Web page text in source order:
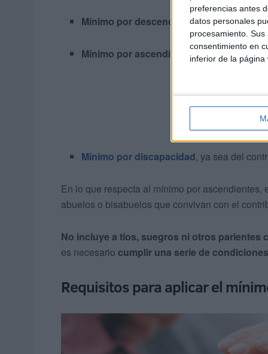
preferencias antes
datos personales
procesamiento.
consentimiento en
inferior de la página
Mínimo por descendientes.
Mínimo por ascendientes.
Mínimo por discapacidad, ya sea del
En lo que respecta al mínimo por
abuelos o bisabuelos que convivan con el
No incluye a tíos, suegros ni otros parientes
es necesario cumplir una serie de
Requisitos para aplicar el